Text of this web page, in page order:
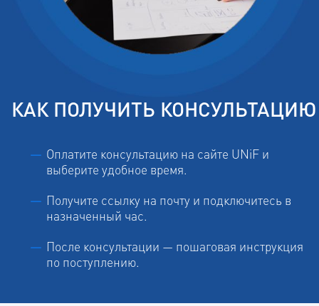
КАК ПОЛУЧИТЬ КОНСУЛЬТАЦИЮ
Оплатите консультацию на сайте UNiF и
выберите удобное время.
Получите ссылку на почту и подключитесь в
назначенный час.
После консультации — пошаговая инструкция
по поступлению.